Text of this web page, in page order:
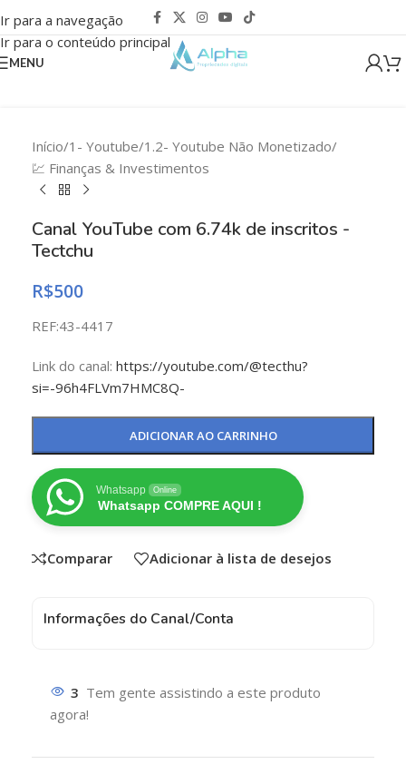
Ir para a navegação
Ir para o conteúdo principal
MENU Clique para ampliar
Início/1- Youtube/1.2- Youtube Não Monetizado/
💹 Finanças & Investimentos
Canal YouTube com 6.74k de inscritos -
Tectchu
R$500
REF:43-4417
Link do canal: https://youtube.com/@tecthu?
si=-96h4FLVm7HMC8Q-
ADICIONAR AO CARRINHO
Whatsapp Online
Whatsapp COMPRE AQUI !
Comparar Adicionar à lista de desejos
Informações do Canal/Conta
3 Tem gente assistindo a este produto
agora!